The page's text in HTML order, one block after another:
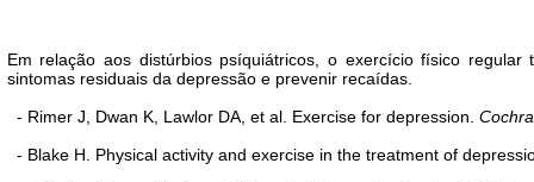
Em relação aos distúrbios psíquiátricos, o exercício físico
sintomas residuais da depressão e prevenir recaídas.
- Rimer J, Dwan K, Lawlor DA, et al. Exercise for depression.
- Blake H. Physical activity and exercise in the treatment of